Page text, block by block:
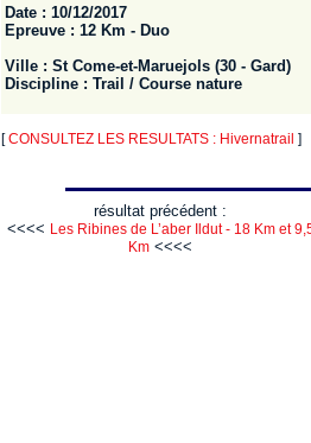
Date : 10/12/2017
Epreuve : 12 Km - Duo
Ville : St Come-et-Maruejols (30 - Gard)
Discipline : Trail / Course nature
[CONSULTEZ LES RESULTATS : Hivernatrail ]
résultat précédent :
<<<< Les Ribines de L’aber Ildut - 18 Km et
Km <<<<